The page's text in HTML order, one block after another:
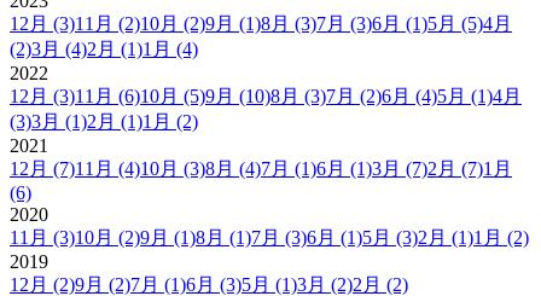
12月 (3)11月 (2)10月 (2)9月 (1)8月 (3)7月 (3)6月 (1)5月 (5)4月
(2)3月 (4)2月 (1)1月 (4)
2022
12月 (3)11月 (6)10月 (5)9月 (10)8月 (3)7月 (2)6月 (4)5月 (1)4月
(3)3月 (1)2月 (1)1月 (2)
2021
12月 (7)11月 (4)10月 (3)8月 (4)7月 (1)6月 (1)3月 (7)2月 (7)1月
(6)
2020
11月 (3)10月 (2)9月 (1)8月 (1)7月 (3)6月 (1)5月 (3)2月 (1)1月 (2)
2019
12月 (2)9月 (2)7月 (1)6月 (3)5月 (1)3月 (2)2月 (2)